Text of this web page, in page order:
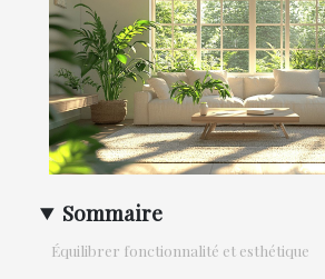
Sommaire
Équilibrer fonctionnalité et esthétique